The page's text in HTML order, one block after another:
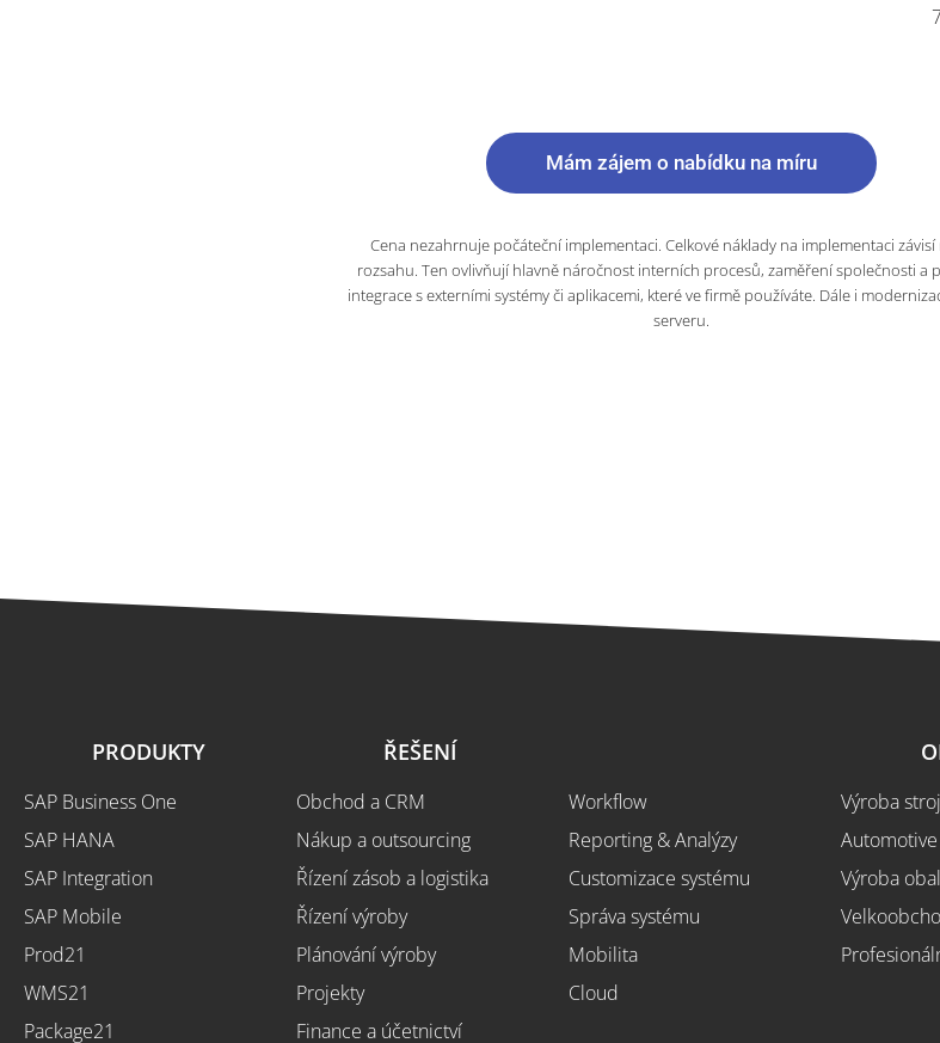
Mám zájem o nabídku na míru
Cena nezahrnuje počáteční implementaci. Celkové náklady na implementaci závisí
rozsahu. Ten ovlivňují hlavně náročnost interních procesů, zaměření společnosti a
integrace s externími systémy či aplikacemi, které ve firmě používáte. Dále i
serveru.
PRODUKTY
SAP Business One
SAP HANA
SAP Integration
SAP Mobile
Prod21
WMS21
Package21
ŘEŠENÍ
Obchod a CRM
Nákup a outsourcing
Řízení zásob a logistika
Řízení výroby
Plánování výroby
Projekty
Finance a účetnictví
Workflow
Reporting & Analýzy
Customizace systému
Správa systému
Mobilita
Cloud
Výroba
Automotive
Výroba